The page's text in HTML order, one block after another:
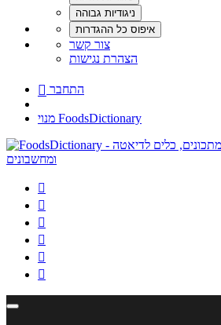
צור קשר
הצהרת נגישות
 התחבר
מנוי FoodsDictionary





